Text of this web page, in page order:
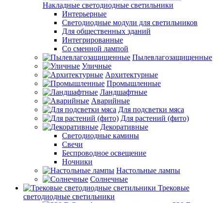
Накладные светодиодные светильники
Интерьерные
Светодиодные модули для светильников
Для общественных зданий
Интегрированные
Со сменной лампой
Пылевлагозащищенные
Уличные
Архитектурные
Промышленные
Ландшафтные
Аварийные
Для подсветки мяса
Для растений (фито)
Декоративные
Светодиодные камины
Свечи
Беспроводное освещение
Ночники
Настольные лампы
Солнечные
Трековые
светодиодные светильники